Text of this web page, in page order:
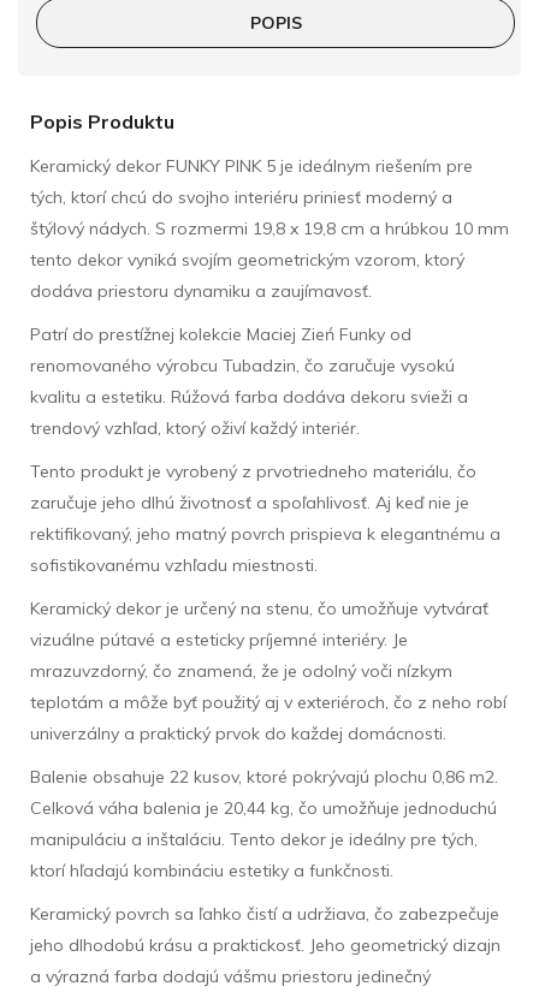
POPIS
Popis Produktu
Keramický dekor FUNKY PINK 5 je ideálnym riešením pre
tých, ktorí chcú do svojho interiéru priniesť moderný a
štýlový nádych. S rozmermi 19,8 x 19,8 cm a hrúbkou 10 mm
tento dekor vyniká svojím geometrickým vzorom, ktorý
dodáva priestoru dynamiku a zaujímavosť.
Patrí do prestížnej kolekcie Maciej Zień Funky od
renomovaného výrobcu Tubadzin, čo zaručuje vysokú
kvalitu a estetiku. Rúžová farba dodáva dekoru svieži a
trendový vzhľad, ktorý oživí každý interiér.
Tento produkt je vyrobený z prvotriedneho materiálu, čo
zaručuje jeho dlhú životnosť a spoľahlivosť. Aj keď nie je
rektifikovaný, jeho matný povrch prispieva k elegantnému a
sofistikovanému vzhľadu miestnosti.
Keramický dekor je určený na stenu, čo umožňuje vytvárať
vizuálne pútavé a esteticky príjemné interiéry. Je
mrazuvzdorný, čo znamená, že je odolný voči nízkym
teplotám a môže byť použitý aj v exteriéroch, čo z neho robí
univerzálny a praktický prvok do každej domácnosti.
Balenie obsahuje 22 kusov, ktoré pokrývajú plochu 0,86 m2.
Celková váha balenia je 20,44 kg, čo umožňuje jednoduchú
manipuláciu a inštaláciu. Tento dekor je ideálny pre tých,
ktorí hľadajú kombináciu estetiky a funkčnosti.
Keramický povrch sa ľahko čistí a udržiava, čo zabezpečuje
jeho dlhodobú krásu a praktickosť. Jeho geometrický dizajn
a výrazná farba dodajú vášmu priestoru jedinečný